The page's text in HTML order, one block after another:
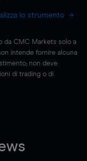
lo strumento
da CMC Markets solo a
intende fornire alcuna
non deve
di trading o di